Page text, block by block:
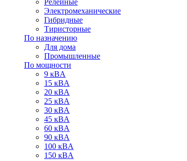
Релейные
Электромеханические
Гибридные
Тиристорные
По назначению
Для дома
Промышленные
По мощности
9 кВA
15 кВA
20 кВA
25 кВA
30 кВA
45 кВA
60 кВA
90 кВA
100 кВA
150 кВA